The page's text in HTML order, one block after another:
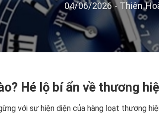
04/06/2026- Thiên
Hé lộ bí ẩn về thương
với sự hiện diện của hàng loạt thương